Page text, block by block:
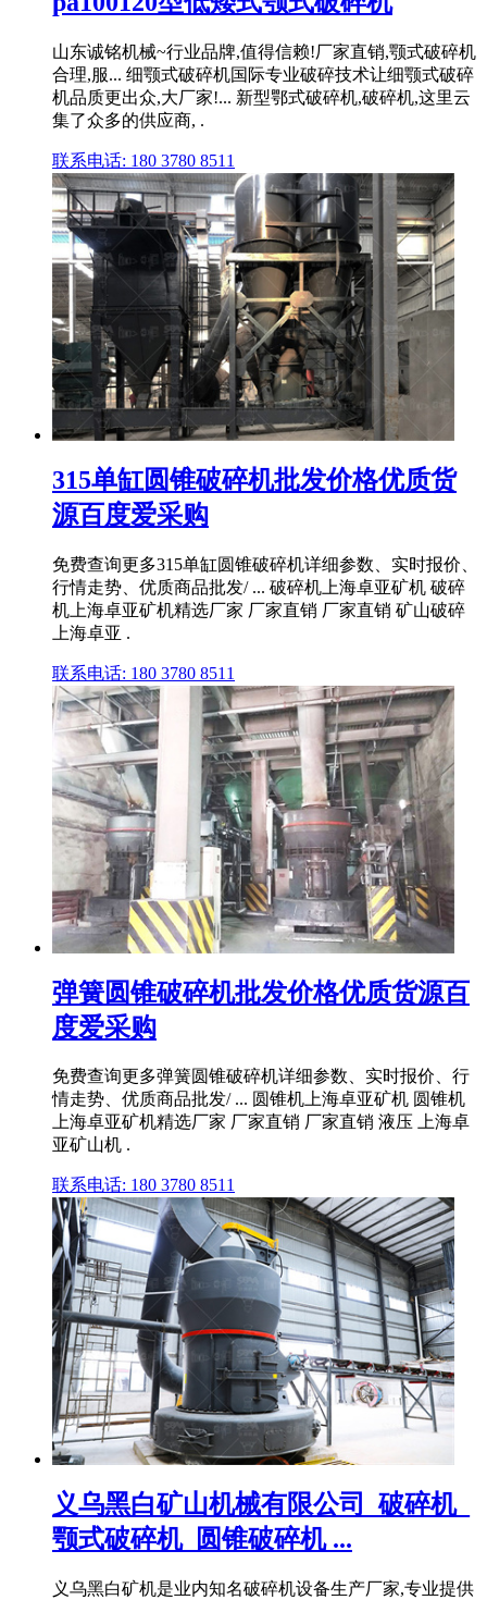
山东诚铭机械~行业品牌,值得信赖!厂家直销,颚式破碎机
合理,服... 细颚式破碎机国际专业破碎技术让细颚式破碎
机品质更出众,大厂家!... 新型鄂式破碎机,破碎机,这里云
集了众多的供应商, .
联系电话: 180 3780 8511
315单缸圆锥破碎机批发价格优质货
源百度爱采购
免费查询更多315单缸圆锥破碎机详细参数、实时报价、
行情走势、优质商品批发/ ... 破碎机上海卓亚矿机 破碎
机上海卓亚矿机精选厂家 厂家直销 厂家直销 矿山破碎
上海卓亚 .
联系电话: 180 3780 8511
弹簧圆锥破碎机批发价格优质货源百
度爱采购
免费查询更多弹簧圆锥破碎机详细参数、实时报价、行
情走势、优质商品批发/ ... 圆锥机上海卓亚矿机 圆锥机
上海卓亚矿机精选厂家 厂家直销 厂家直销 液压 上海卓
亚矿山机 .
联系电话: 180 3780 8511
义乌黑白矿山机械有限公司_破碎机_
颚式破碎机_圆锥破碎机 ...
义乌黑白矿机是业内知名破碎机设备生产厂家,专业提供